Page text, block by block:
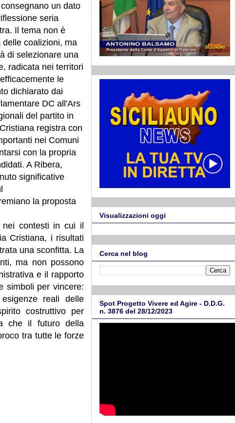
un dato
seria
Il tema non è
coalizioni, ma
di selezionare una
radicata nei territori
le
dichiarato dai
DC all'Ars
del partito in
registra con
nei Comuni
con la propria
A Ribera,
significative
la proposta
nei contesti in cui il
Cristiana, i risultati
una sconfitta. La
ma non possono
e il rapporto
simboli per vincere:
reali delle
costruttivo per
che il futuro della
tra tutte le forze
Visualizzazioni oggi
Cerca nel blog
Spot Progetto Vivere ed Agire - D.D.G.
n. 3876 del 28/12/2023